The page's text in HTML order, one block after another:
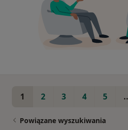
1 2 3 4 5
Powiązane wyszukiwania